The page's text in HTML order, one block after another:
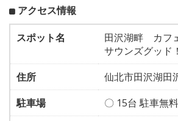
アクセス情報
スポット名
田沢湖畔 カフ
サウンズグッド！
住所
仙北市田沢湖田
駐車場
〇 15台 駐車無料